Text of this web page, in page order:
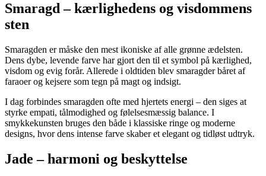
Smaragd – kærlighedens og visdommens
sten
Smaragden er måske den mest ikoniske af alle grønne ædelsten.
Dens dybe, levende farve har gjort den til et symbol på kærlighed,
visdom og evig forår. Allerede i oldtiden blev smaragder båret af
faraoer og kejsere som tegn på magt og indsigt.
I dag forbindes smaragden ofte med hjertets energi – den siges at
styrke empati, tålmodighed og følelsesmæssig balance. I
smykkekunsten bruges den både i klassiske ringe og moderne
designs, hvor dens intense farve skaber et elegant og tidløst udtryk.
Jade – harmoni og beskyttelse